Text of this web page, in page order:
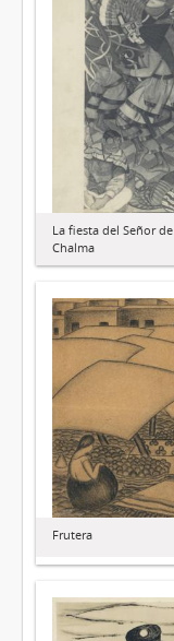
La fiesta del Señor de
Chalma
Frutera